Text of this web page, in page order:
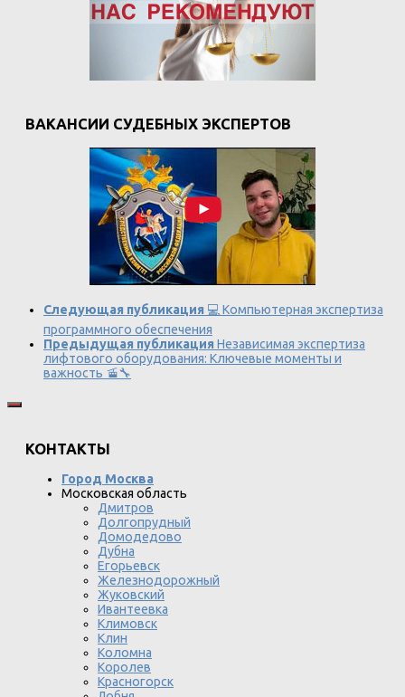
ВАКАНСИИ СУДЕБНЫХ ЭКСПЕРТОВ
Следующая публикация 💻 Компьютерная экспертиза
программного обеспечения
Предыдущая публикация Независимая экспертиза
лифтового оборудования: Ключевые моменты и
важность 🚡🔧
КОНТАКТЫ
Город Москва
Московская область
Дмитров
Долгопрудный
Домодедово
Дубна
Егорьевск
Железнодорожный
Жуковский
Ивантеевка
Климовск
Клин
Коломна
Королев
Красногорск